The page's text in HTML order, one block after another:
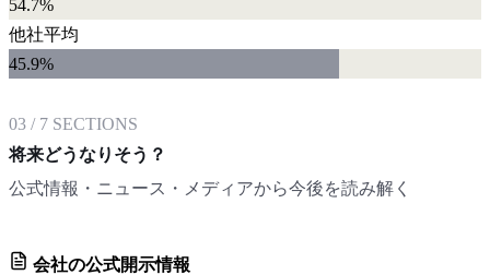
54.7%
他社平均
45.9%
03 / 7 SECTIONS
将来どうなりそう？
公式情報・ニュース・メディアから今後を読み解く
会社の公式開示情報